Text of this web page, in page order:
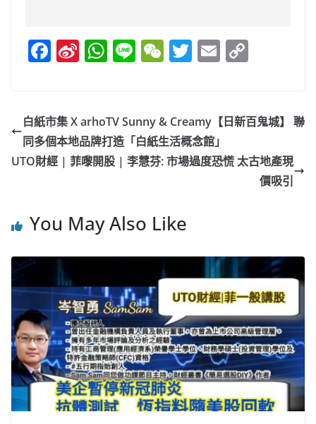
F
e
b
o
Si
W
ei
b
W
s
A
p
Li W
h
at
T
er
E
l y
n
k
白紙市集 X arhoTV Sunny & Creamy【⽇新百⿁城】 聯
同多個本地品牌打造「白紙生活概念館」
UTO財經 | 菲嚟開股 | 李慧芬: 市場過度恐慌 太古地產現
價吸引
You May Also Like